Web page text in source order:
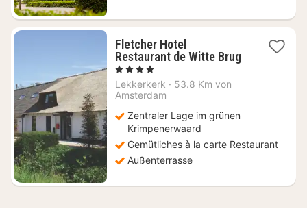
Fletcher Hotel
Restaurant de Witte Brug1
, 4 Sterne
Lekkerkerk · 53.8 Km von
Amsterdam
Zentraler Lage im grünen
Krimpenerwaard
Gemütliches à la carte Restaurant
Außenterrasse